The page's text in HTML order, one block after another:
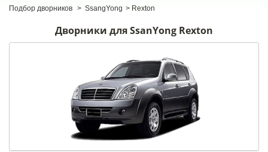
Подбор дворников > SsangYong > Rexton
Дворники для SsanYong Rexton